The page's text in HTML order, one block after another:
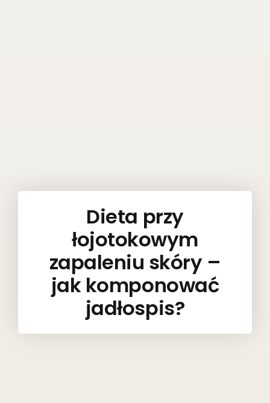
Dieta przy
łojotokowym
zapaleniu skóry –
jak komponować
jadłospis?